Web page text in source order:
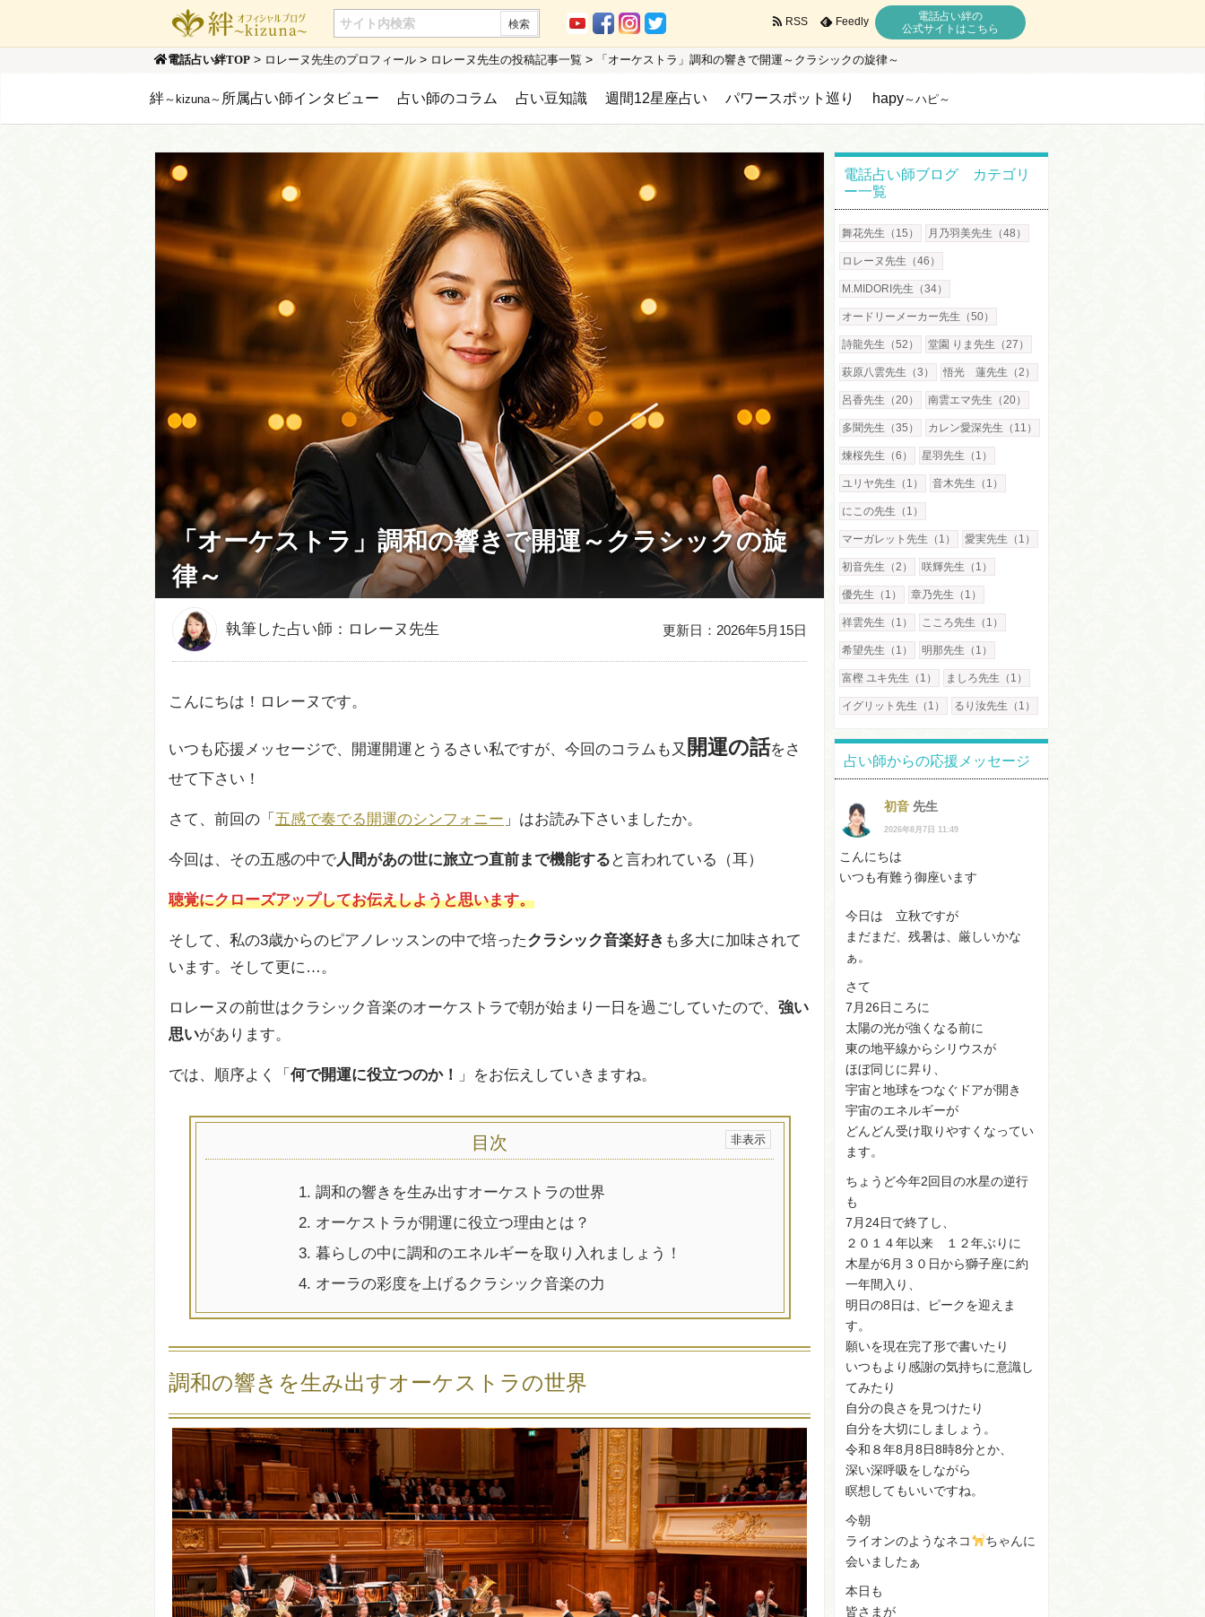
RSS Feedly
電話占い絆の
公式サイトはこちら
電話占い絆TOP > ロレーヌ先生のプロフィール > ロレーヌ先生の投稿記事一覧 > 「オーケストラ」調和の響きで開運～クラシックの旋律～
絆～kizuna～ 所属占い師インタビュー 占い師のコラム 占い豆知識 週間12星座占い パワースポット巡り hapy～ハピ～
「オーケストラ」調和の響きで開運～クラシックの旋
律～
執筆した占い師：ロレーヌ先生 更新日：2026年5月15日
こんにちは！ロレーヌです。
いつも応援メッセージで、開運開運とうるさい私ですが、今回のコラムも又 開運の話をさ
せて下さい！
さて、前回の「 五感で奏でる開運のシンフォニー 」はお読み下さいましたか。
今回は、その五感の中で人間があの世に旅立つ直前まで機能する と言われている（耳）
聴覚にクローズアップしてお伝えしようと思います。
そして、私の3歳からのピアノレッスンの中で培ったクラシック音楽好き も多大に加味されて
います。そして更に…。
ロレーヌの前世はクラシック音楽のオーケストラで朝が始まり一日を過ごしていたので、 強い
思いがあります。
では、順序よく「 何で開運に役立つのか！ 」をお伝えしていきますね。
目次
1. 調和の響きを生み出すオーケストラの世界
2. オーケストラが開運に役立つ理由とは？
3. 暮らしの中に調和のエネルギーを取り入れましょう！
4. オーラの彩度を上げるクラシック音楽の力
調和の響きを生み出すオーケストラの世界
電話占い師ブログ カテゴリ
ー一覧
舞花先生（15） 月乃羽美先生（48）
ロレーヌ先生（46）
M.MIDORI先生（34）
オードリーメーカー先生（50）
詩龍先生（52） 堂園 りま先生（27）
萩原八雲先生（3） 悟光 蓮先生（2）
呂香先生（20） 南雲エマ先生（20）
多聞先生（35） カレン愛深先生（11）
煉桜先生（6） 星羽先生（1）
ユリヤ先生（1） 音木先生（1）
にこの先生（1）
マーガレット先生（1） 愛実先生（1）
初音先生（2） 咲輝先生（1）
優先生（1） 章乃先生（1）
祥雲先生（1） こころ先生（1）
希望先生（1） 明那先生（1）
富樫 ユキ先生（1） ましろ先生（1）
イグリット先生（1） るり汝先生（1）
占い師からの応援メッセージ
初音 先生
2026年8月7日 11:49
こんにちは
いつも有難う御座います
今日は 立秋ですが
まだまだ、残暑は、厳しいかな
ぁ。
さて
7月26日ころに
太陽の光が強くなる前に
東の地平線からシリウスが
ほぼ同じに昇り、
宇宙と地球をつなぐドアが開き
宇宙のエネルギーが
どんどん受け取りやすくなってい
ます。
ちょうど今年2回目の水星の逆行
も
7月24日で終了し、
２０１４年以来 １２年ぶりに
木星が6月３０日から獅子座に約
一年間入り、
明日の8日は、ピークを迎えま
す。
願いを現在完了形で書いたり
いつもより感謝の気持ちに意識し
てみたり
自分の良さを見つけたり
自分を大切にしましょう。
令和８年8月8日8時8分とか、
深い深呼吸をしながら
瞑想してもいいですね。
今朝
ライオンのようなネコ
ちゃんに
会いましたぁ
本日も
皆さまが